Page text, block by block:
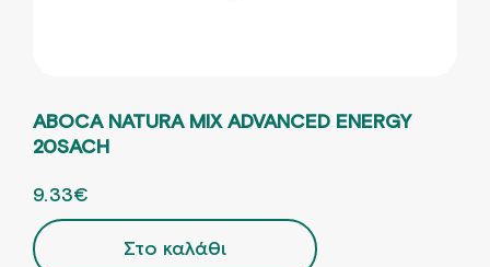
ABOCA NATURA MIX ADVANCED ENERGY
20SACH
ORIGINAL PRICE WAS: 18.66€.
9.33€
Στο καλάθι